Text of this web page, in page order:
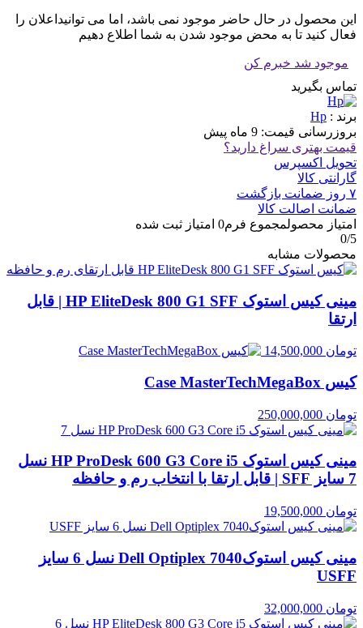
این محصول در حال حاضر موجود نمی باشد، اما می توانیداعلان را
فعال کنید تا به محض موجود شدن به شما اطلاع دهیم
موجود شد خبرم کن
تماس بگیرید
برند : Hp
بروزرسانی قیمت: 9 ماه پیش
قیمت بهتری سراغ دارید؟
تحویل اکسپرس
گارانتی کالا
۷ روز ضمانت بازگشت
ضمانت اصالت کالا
امتیاز محصولمجموع فرم0 امتیاز ثبت شده
0/5
محصولات مشابه
مینی کیس استوک HP EliteDesk 800 G1 SFF | قابل
ارتقا
تومان
کیس Case MasterTechMegaBox
تومان
مینی کیس استوک HP ProDesk 600 G3 Core i5 نسل
7 سایز SFF | قابل ارتقا با انتخاب رم و حافظه
تومان
مینی کیس استوکDell Optiplex 7040 نسل 6 سایز
USFF
تومان